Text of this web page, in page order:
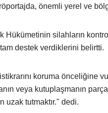
önemli yerel ve
Hükümetinin silahların
destek verdiklerini belirtti.
koruma önceliğine
veya kutuplaşmanın
uzak tutmaktır." dedi.